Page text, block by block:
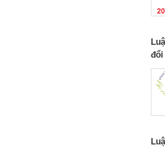
đổi